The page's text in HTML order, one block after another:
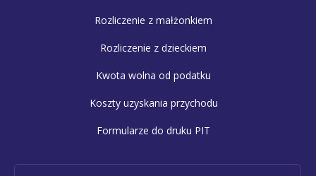
Rozliczenie z małżonkiem
Rozliczenie z dzieckiem
Kwota wolna od podatku
Koszty uzyskania przychodu
Formularze do druku PIT